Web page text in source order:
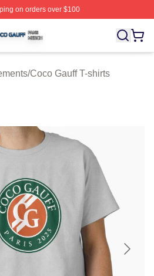
on orders over $100
Officially Licensed Coco Gauff
/Coco Gauff T-shirts